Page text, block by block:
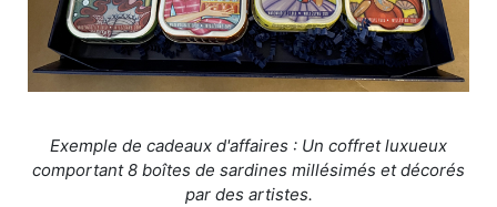
Exemple de cadeaux d'affaires : Un coffret luxueux
comportant 8 boîtes de sardines millésimés et décorés
par des artistes.